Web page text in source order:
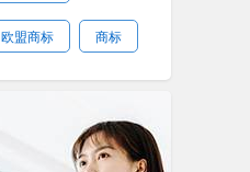
欧盟商标 商标